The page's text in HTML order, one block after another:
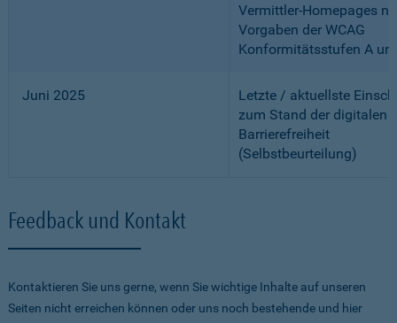
Vermittler-Homepages
Vorgaben der WCAG
Konformitätsstufen A
Juni 2025
Letzte / aktuellste
zum Stand der digitalen
Barrierefreiheit
(Selbstbeurteilung)
Feedback und Kontakt
Kontaktieren Sie uns gerne, wenn Sie wichtige Inhalte auf unseren
Seiten nicht erreichen können oder uns noch bestehende und hier